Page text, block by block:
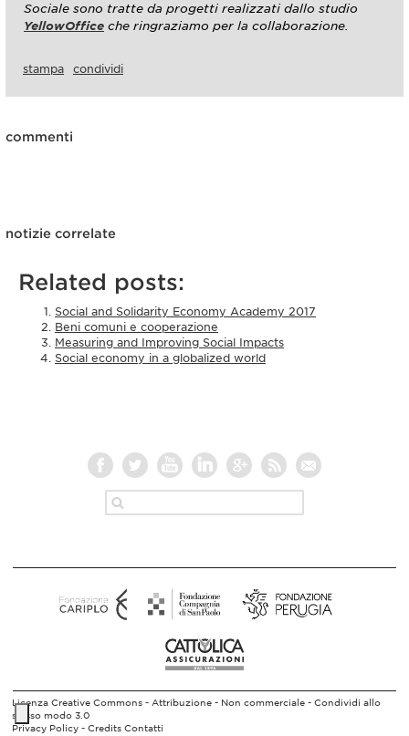
Sociale sono tratte da progetti realizzati dallo studio
YellowOffice che ringraziamo per la collaborazione.
stampa condividi
commenti
notizie correlate
Related posts:
Social and Solidarity Economy Academy 2017
Beni comuni e cooperazione
Measuring and Improving Social Impacts
Social economy in a globalized world
Licenza Creative Commons - Attribuzione - Non commerciale - Condividi allo
stesso modo 3.0
Privacy Policy - Credits Contatti